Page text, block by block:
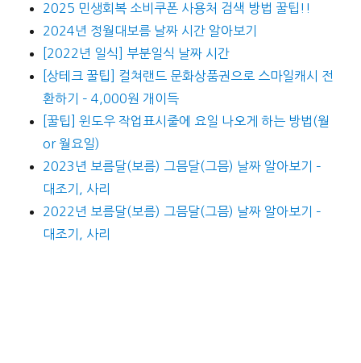
2025 민생회복 소비쿠폰 사용처 검색 방법 꿀팁!!
2024년 정월대보름 날짜 시간 알아보기
[2022년 일식] 부분일식 날짜 시간
[상테크 꿀팁] 컬쳐랜드 문화상품권으로 스마일캐시 전
환하기 – 4,000원 개이득
[꿀팁] 윈도우 작업표시줄에 요일 나오게 하는 방법(월
or 월요일)
2023년 보름달(보름) 그믐달(그믐) 날짜 알아보기 –
대조기, 사리
2022년 보름달(보름) 그믐달(그믐) 날짜 알아보기 –
대조기, 사리